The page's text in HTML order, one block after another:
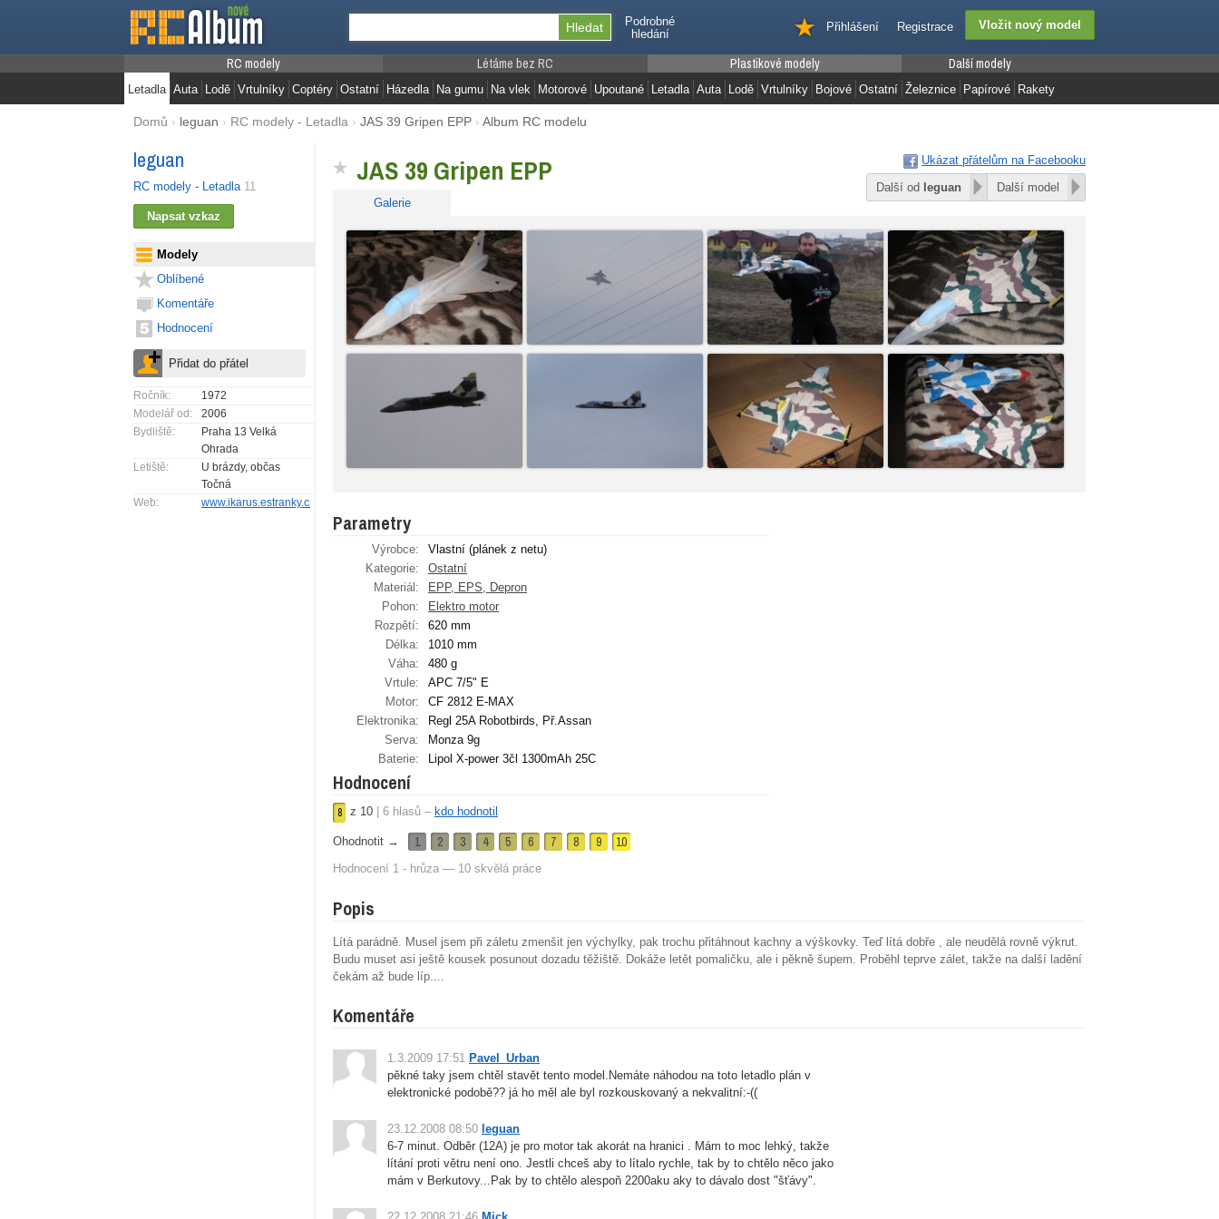
Podrobné
hledání
Registrace
Přihlášení
RC modely
Letadla Auta Lodě Vrtulníky Coptéry Ostatní
Létáme bez RC
Házedla Na gumu Na vlek Motorové Upoutané
Plastikové modely
Letadla Auta Lodě Vrtulníky Bojové Ostatní
Další modely
Železnice Papírové Rakety
Domů › leguan › RC modely - Letadla › JAS 39 Gripen EPP › Album RC modelu
leguan
RC modely - Letadla 11
Modely
Oblíbené
Komentáře
Hodnocení
Ročník:
1972
Modelář od:
2006
Bydliště:
Praha 13 Velká
Ohrada
Letiště:
U brázdy, občas
Točná
Web:
www.ikarus.estranky.cz
Ukázat přátelům na Facebooku
Další od leguan Další model
JAS 39 Gripen EPP
Galerie
Parametry
Výrobce:
Vlastní (plánek z netu)
Kategorie:
Ostatní
Materiál:
EPP, EPS, Depron
Pohon:
Elektro motor
Rozpětí:
620 mm
Délka:
1010 mm
Váha:
480 g
Vrtule:
APC 7/5" E
Motor:
CF 2812 E-MAX
Elektronika:
Regl 25A Robotbirds, Př.Assan
Serva:
Monza 9g
Baterie:
Lipol X-power 3čl 1300mAh 25C
Hodnocení
8 z 10 6 hlasů – kdo hodnotil
Ohodnotit → 1 2 3 4 5 6 7 8 9 10
Hodnocení 1 - hrůza — 10 skvělá práce
Popis
Lítá parádně. Musel jsem při záletu zmenšit jen výchylky, pak trochu přitáhnout kachny a výškovky. Teď lítá dobře , ale neudělá rovně výkrut.
Budu muset asi ještě kousek posunout dozadu těžiště. Dokáže letět pomaličku, ale i pěkně šupem. Proběhl teprve zálet, takže na další ladění
čekám až bude líp....
Komentáře
1.3.2009 17:51 Pavel_Urban
pěkné taky jsem chtěl stavět tento model.Nemáte náhodou na toto letadlo plán v
elektronické podobě?? já ho měl ale byl rozkouskovaný a nekvalitní:-((
23.12.2008 08:50 leguan
6-7 minut. Odběr (12A) je pro motor tak akorát na hranici . Mám to moc lehký, takže
lítání proti větru není ono. Jestli chceš aby to lítalo rychle, tak by to chtělo něco jako
mám v Berkutovy...Pak by to chtělo alespoň 2200aku aky to dávalo dost "šťávy".